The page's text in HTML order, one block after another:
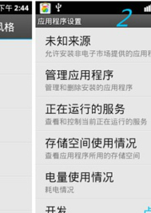
可恢复
WIN版